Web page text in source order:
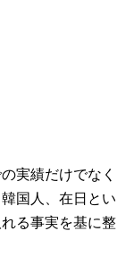
実績だけでなく
国人、在日とい
る事実を基に整